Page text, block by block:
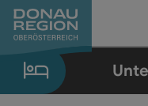
Zum Inhalt
Zur Navigation
Zum Seitenanfang
Zur Kontaktseite
Zum Impressum
Zur Startseite